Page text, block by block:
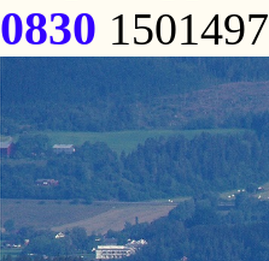
0830